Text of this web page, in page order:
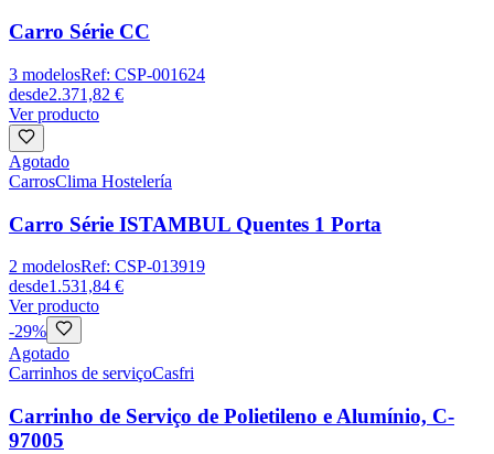
Carro Série CC
3 modelosRef: CSP-001624
desde2.371,82 €
Ver producto
Agotado
CarrosClima Hostelería
Carro Série ISTAMBUL Quentes 1 Porta
2 modelosRef: CSP-013919
desde1.531,84 €
Ver producto
-29%
Agotado
Carrinhos de serviçoCasfri
Carrinho de Serviço de Polietileno e Alumínio, C-
97005